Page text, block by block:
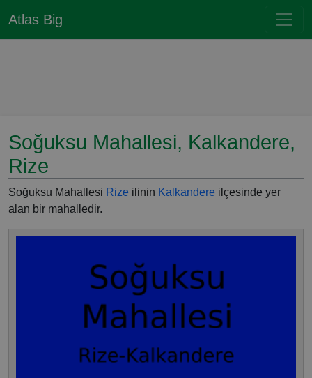
Atlas Big
Soğuksu Mahallesi, Kalkandere,
Rize
Soğuksu Mahallesi Rize ilinin Kalkandere ilçesinde yer
alan bir mahalledir.